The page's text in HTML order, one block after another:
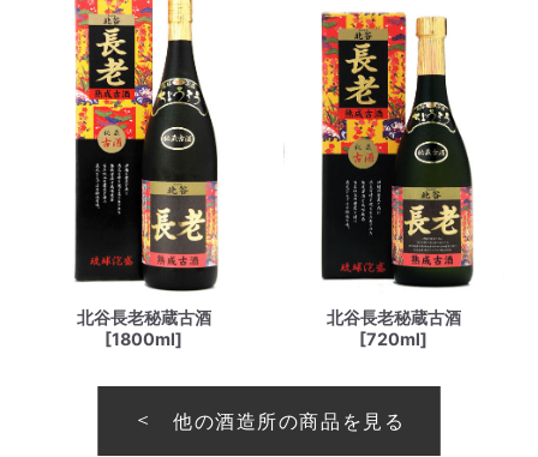
北谷長老秘蔵古酒
[1800ml]
北谷長老秘蔵古酒
[720ml]
他の酒造所の商品を見る